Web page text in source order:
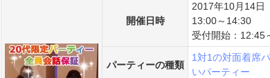
開催日時
2017年10月14日
13:00～14:30
受付開始：12:45
パーティーの種類
1対1の対面着席
いパーティー